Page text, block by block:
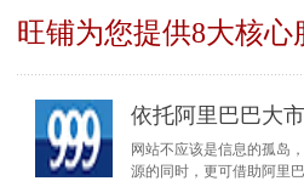
旺铺为您提供8大核
依托阿里巴巴大
网站不应该是信息的孤岛
源的同时，更可借助阿里